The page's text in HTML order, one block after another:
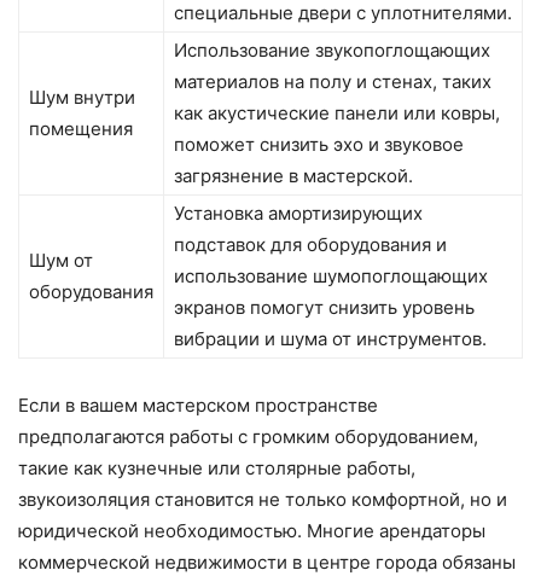
специальные двери с уплотнителями.
Шум внутри
помещения
Использование звукопоглощающих
материалов на полу и стенах, таких
как акустические панели или ковры,
поможет снизить эхо и звуковое
загрязнение в мастерской.
Шум от
оборудования
Установка амортизирующих
подставок для оборудования и
использование шумопоглощающих
экранов помогут снизить уровень
вибрации и шума от инструментов.
Если в вашем мастерском пространстве
предполагаются работы с громким оборудованием,
такие как кузнечные или столярные работы,
звукоизоляция становится не только комфортной, но и
юридической необходимостью. Многие арендаторы
коммерческой недвижимости в центре города обязаны